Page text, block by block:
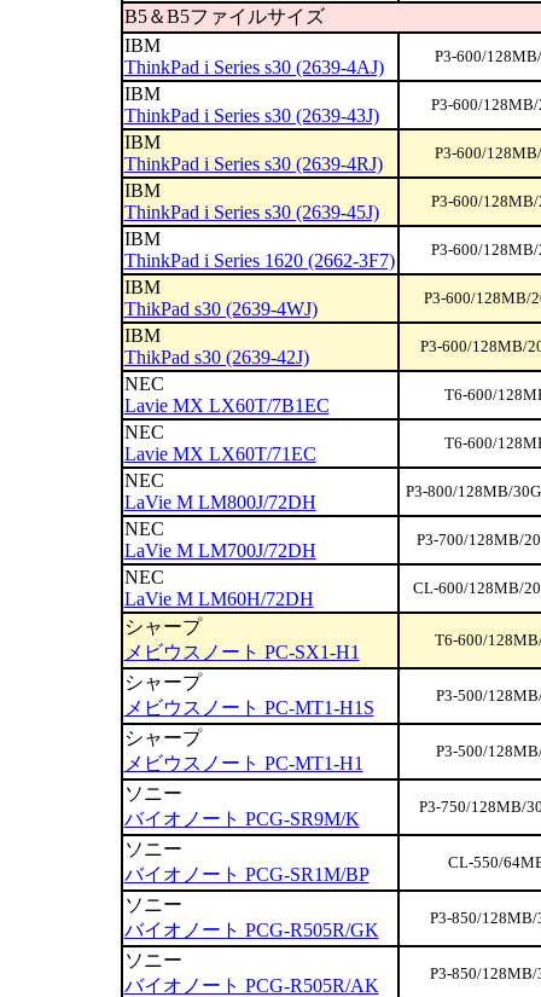
B5＆B5ファイルサイズ
IBM
ThinkPad i Series s30 (2639-4AJ)
P3-600/
IBM
ThinkPad i Series s30 (2639-43J)
P3-600/
IBM
ThinkPad i Series s30 (2639-4RJ)
P3-600/
IBM
ThinkPad i Series s30 (2639-45J)
P3-600/
IBM
ThinkPad i Series 1620 (2662-3F7)
P3-600/
IBM
ThikPad s30 (2639-4WJ)
P3-600/128MB/
IBM
ThikPad s30 (2639-42J)
P3-600/128MB/
NEC
Lavie MX LX60T/7B1EC
T6-600/
NEC
Lavie MX LX60T/71EC
T6-600/
NEC
LaVie M LM800J/72DH
P3-800/128MB/
NEC
LaVie M LM700J/72DH
P3-700/128MB/
NEC
LaVie M LM60H/72DH
CL-600/128MB/
シャープ
メビウスノート PC-SX1-H1
T6-600/
シャープ
メビウスノート PC-MT1-H1S
P3-500/
シャープ
メビウスノート PC-MT1-H1
P3-500/
ソニー
バイオノート PCG-SR9M/K
P3-750/128MB/
ソニー
バイオノート PCG-SR1M/BP
CL-550/
ソニー
バイオノート PCG-R505R/GK
P3-850/
ソニー
バイオノート PCG-R505R/AK
P3-850/